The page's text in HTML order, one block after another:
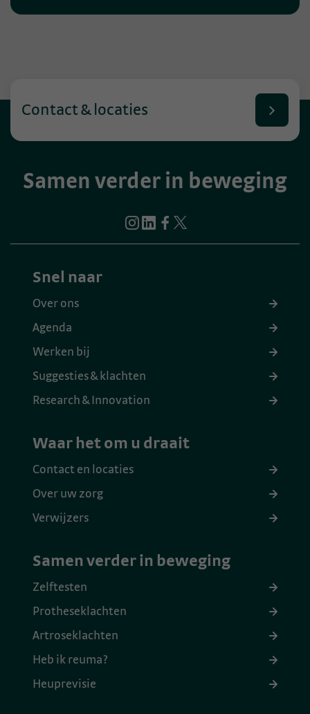
Samen verder in beweging
Contact & locaties
Snel naar
Over ons
Agenda
Werken bij
Suggesties & klachten
Research & Innovation
Waar het om u draait
Contact en locaties
Over uw zorg
Verwijzers
Samen verder in beweging
Zelftesten
Protheseklachten
Artroseklachten
Heb ik reuma?
Heuprevisie